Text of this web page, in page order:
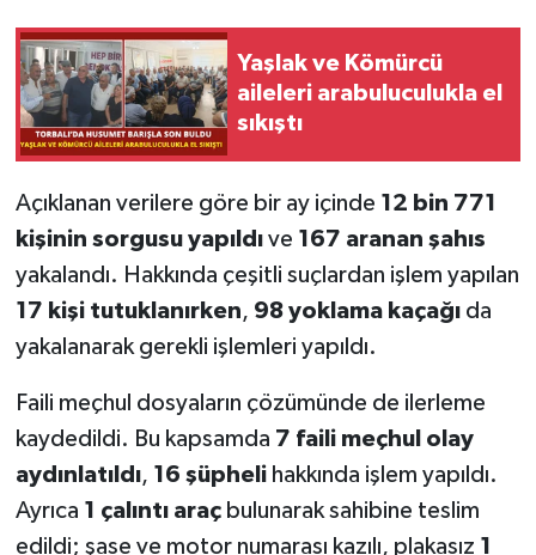
Yaşlak ve Kömürcü
aileleri arabuluculukla el
sıkıştı
Açıklanan verilere göre bir ay içinde 12 bin 771
kişinin sorgusu yapıldıve 167 aranan şahıs
yakalandı. Hakkında çeşitli suçlardan işlem yapılan
17 kişi tutuklanırken, 98 yoklama kaçağıda
yakalanarak gerekli işlemleri yapıldı.
Faili meçhul dosyaların çözümünde de ilerleme
kaydedildi. Bu kapsamda 7 faili meçhul olay
aydınlatıldı, 16 şüphelihakkında işlem yapıldı.
Ayrıca 1 çalıntı araçbulunarak sahibine teslim
edildi; şase ve motor numarası kazılı, plakasız 1